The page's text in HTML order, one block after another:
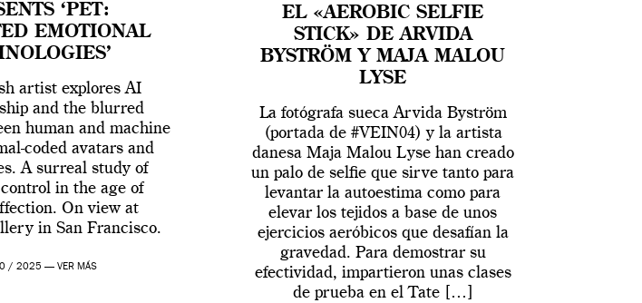
‘PET:
EMOTIONAL
artist explores AI
and the blurred
human and machine
coded avatars and
A surreal study of
in the age of
On view at
in San Francisco.
/ 2025 — VER MÁS
EL «AEROBIC SELFIE
STICK» DE ARVIDA
BYSTRÖM Y MAJA MALOU
LYSE
La fotógrafa sueca Arvida Byström
(portada de #VEIN04) y la artista
danesa Maja Malou Lyse han creado
un palo de selfie que sirve tanto para
levantar la autoestima como para
elevar los tejidos a base de unos
ejercicios aeróbicos que desafían la
gravedad. Para demostrar su
efectividad, impartieron unas clases
de prueba en el Tate […]